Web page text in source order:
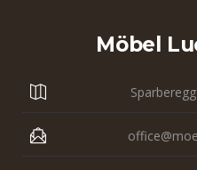
Möbel